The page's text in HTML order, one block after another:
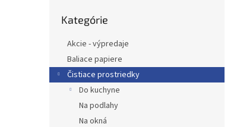
a
kategórie
Kategórie
Akcie - výpredaje
Baliace papiere
Čistiace prostriedky
Do kuchyne
Na podlahy
Na okná